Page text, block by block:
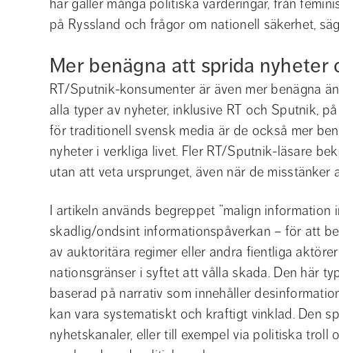
här gäller många politiska värderingar, från
på Ryssland och frågor om nationell säkerhet,
Mer benägna att sprida nyheter
RT/Sputnik-konsumenter är även mer benägna
alla typer av nyheter, inklusive RT och Sputnik,
för traditionell svensk media är de också mer
nyheter i verkliga livet. Fler RT/Sputnik-läsare
utan att veta ursprunget, även när de misstänker
I artikeln används begreppet ”malign information
skadlig/ondsint informationspåverkan – för att
av auktoritära regimer eller andra fientliga
nationsgränser i syftet att vålla skada. Den här
baserad på narrativ som innehåller
kan vara systematiskt och kraftigt vinklad. Den
nyhetskanaler, eller till exempel via politiska troll